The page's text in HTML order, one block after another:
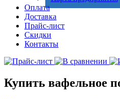
Оплата
Доставка
Прайс-лист
Скидки
Контакты
Купить вафельное